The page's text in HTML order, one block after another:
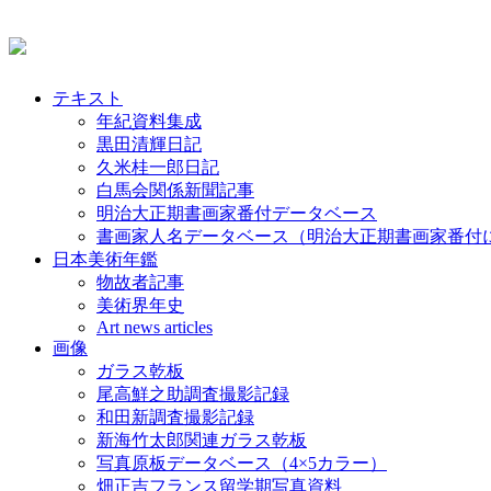
テキスト
年紀資料集成
黒田清輝日記
久米桂一郎日記
白馬会関係新聞記事
明治大正期書画家番付データベース
書画家人名データベース（明治大正期書画家番付
日本美術年鑑
物故者記事
美術界年史
Art news articles
画像
ガラス乾板
尾高鮮之助調査撮影記録
和田新調査撮影記録
新海竹太郎関連ガラス乾板
写真原板データベース（4×5カラー）
畑正吉フランス留学期写真資料